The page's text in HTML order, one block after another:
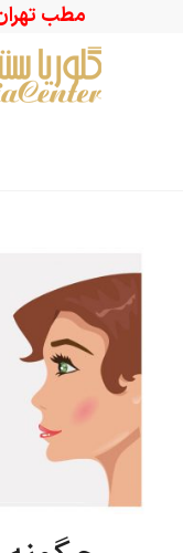
مطب تهران